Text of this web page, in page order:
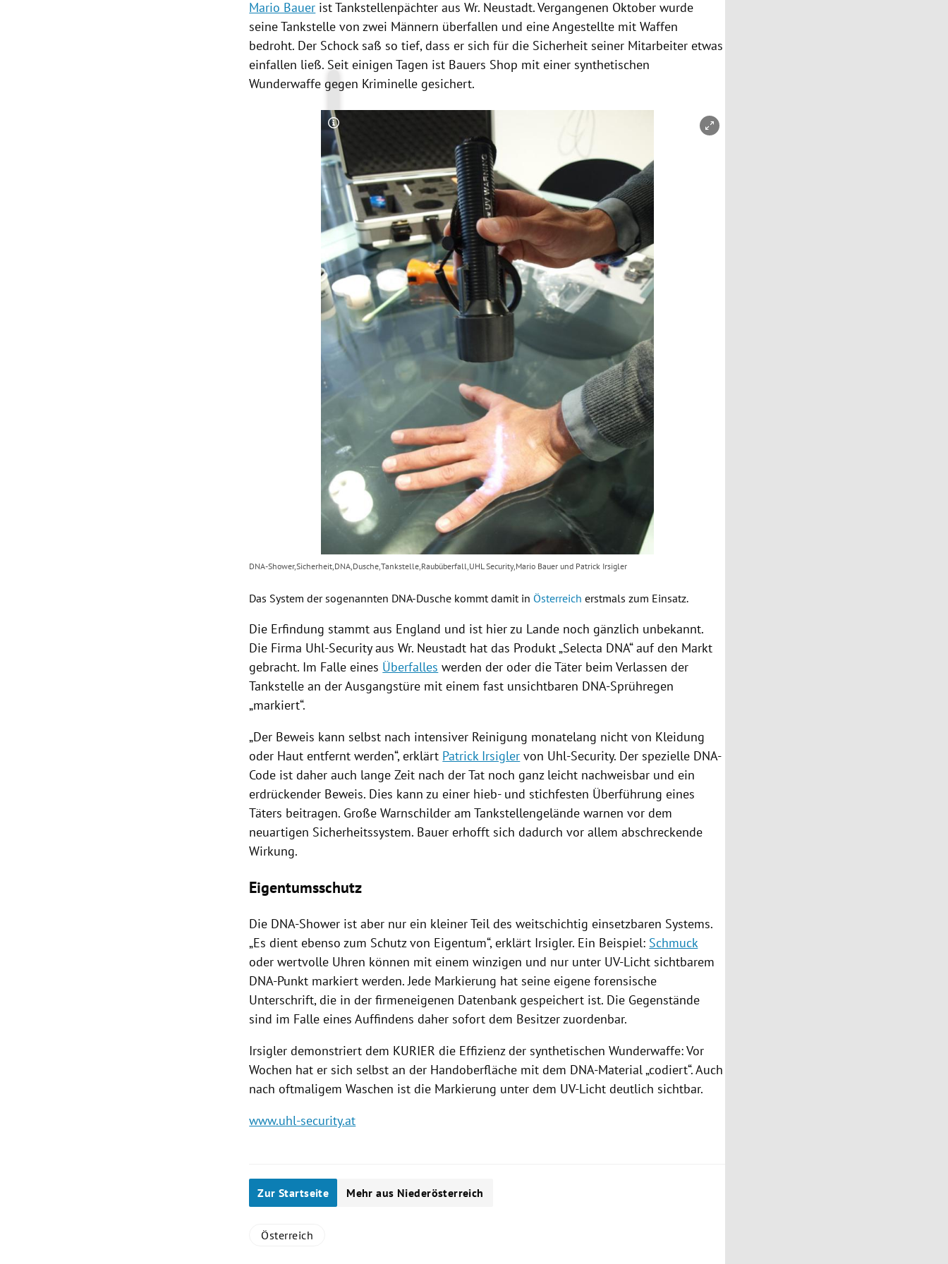
Mario Bauer ist Tankstellenpächter ausWr. Neustadt. Vergangenen Oktober wurde
seineTankstelle von zwei Männern überfallen und eine Angestellte mit Waffen
bedroht. Der Schock saß so tief, dass er sich für die Sicherheit seiner Mitarbeiter etwas
einfallen ließ. Seit einigen Tagen ist Bauers Shop mit einer synthetischen
Wunderwaffe gegen Kriminelle gesichert.
Copyright-Hinweis öffnen/schließen
DNA-Shower,Sicherheit,DNA,Dusche,Tankstelle,Raubüberfall,UHL Security,Mario Bauer und Patrick Irsigler
Das System der sogenannten DNA-Dusche kommt damit in Österreich erstmals zum Einsatz.
Die Erfindung stammt aus England und ist hier zu Lande noch gänzlich unbekannt.
Die Firma Uhl-Security ausWr. Neustadt hat das Produkt „Selecta DNA“ auf den Markt
gebracht. Im Falle eines Überfalles werden der oder die Täter beim Verlassen der
Tankstelle an der Ausgangstüre mit einem fast unsichtbaren DNA-Sprühregen
„markiert“.
„Der Beweis kann selbst nach intensiver Reinigung monatelang nicht von Kleidung
oder Haut entfernt werden“, erklärt Patrick Irsigler von Uhl-Security. Der spezielle DNA-
Code ist daher auch lange Zeit nach der Tat noch ganz leicht nachweisbar und ein
erdrückender Beweis. Dies kann zu einer hieb- und stichfesten Überführung eines
Täters beitragen. Große Warnschilder am Tankstellengelände warnen vor dem
neuartigen Sicherheitssystem. Bauer erhofft sich dadurch vor allem abschreckende
Wirkung.
Eigentumsschutz
Die DNA-Shower ist aber nur ein kleiner Teil des weitschichtig einsetzbaren Systems.
„Es dient ebenso zum Schutz von Eigentum“, erklärt Irsigler. Ein Beispiel: Schmuck
oder wertvolle Uhren können mit einem winzigen und nur unter UV-Licht sichtbarem
DNA-Punkt markiert werden. Jede Markierung hat seine eigene forensische
Unterschrift, die in der firmeneigenen Datenbank gespeichert ist. Die Gegenstände
sind im Falle eines Auffindens daher sofort dem Besitzer zuordenbar.
Irsigler demonstriert dem KURIER die Effizienz der synthetischen Wunderwaffe: Vor
Wochen hat er sich selbst an der Handoberfläche mit dem DNA-Material „codiert“. Auch
nach oftmaligem Waschen ist die Markierung unter dem UV-Licht deutlich sichtbar.
www.uhl-security.at
Zur Startseite Mehr aus Niederösterreich
Österreich